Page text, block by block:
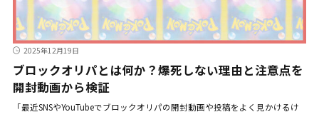
2025年12月19日
ブロックオリパとは何か？爆死しない理由と注意点を
開封動画から検証
「最近SNSやYouTubeでブロックオリパの開封動画や投稿をよく見かけるけ